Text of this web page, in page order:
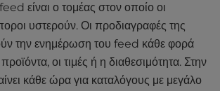
είναι ο τομέας στον οποίο οι
υστερούν. Οι προδιαγραφές της
την ενημέρωση του feed κάθε φορά
οι τιμές ή η διαθεσιμότητα. Στην
κάθε ώρα για καταλόγους με μεγάλο